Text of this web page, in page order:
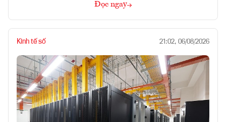
Đọc ngay
Kinh tế số 21:02, 06/08/2026